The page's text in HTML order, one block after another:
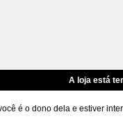
A loja está
é o dono dela e estiver